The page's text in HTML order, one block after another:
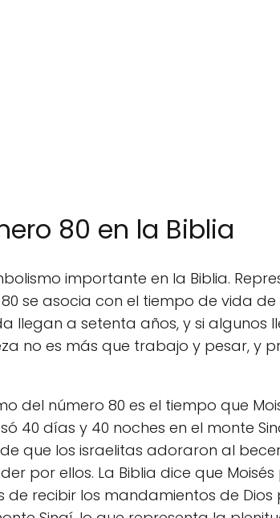
80 en la Biblia
importante en la Biblia.
se asocia con el tiempo de vida
llegan a setenta años, y si algunos
no es más que trabajo y pesar, y
del número 80 es el tiempo que
40 días y 40 noches en el monte
que los israelitas adoraron al
por ellos. La Biblia dice que
de recibir los mandamientos de Dios